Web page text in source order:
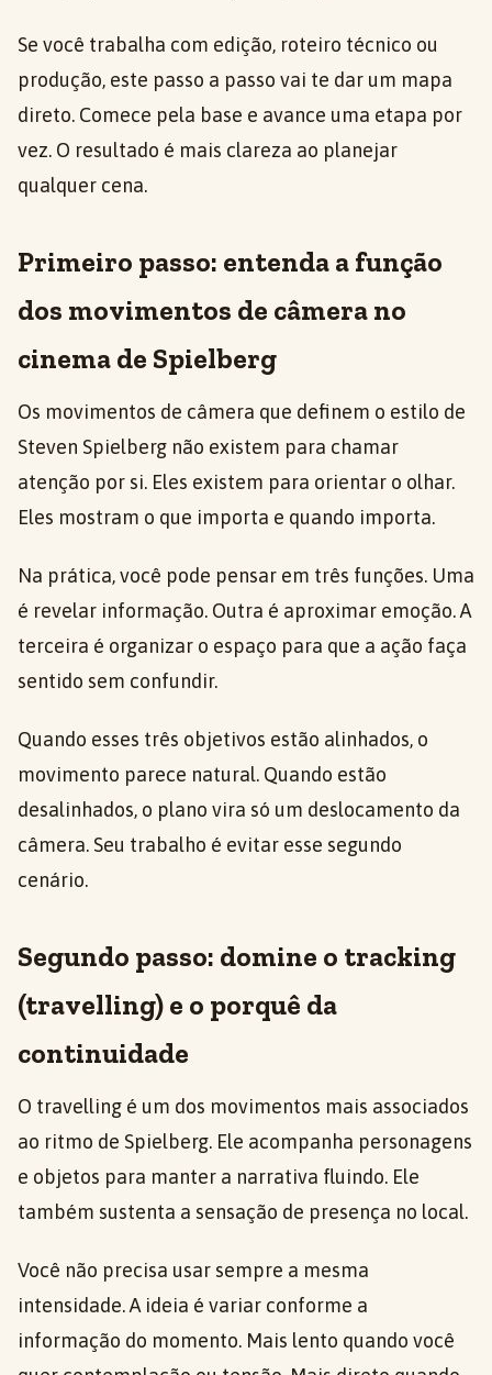
Se você trabalha com edição, roteiro técnico ou
produção, este passo a passo vai te dar um mapa
direto. Comece pela base e avance uma etapa por
vez. O resultado é mais clareza ao planejar
qualquer cena.
Primeiro passo: entenda a função
dos movimentos de câmera no
cinema de Spielberg
Os movimentos de câmera que definem o estilo de
Steven Spielberg não existem para chamar
atenção por si. Eles existem para orientar o olhar.
Eles mostram o que importa e quando importa.
Na prática, você pode pensar em três funções. Uma
é revelar informação. Outra é aproximar emoção. A
terceira é organizar o espaço para que a ação faça
sentido sem confundir.
Quando esses três objetivos estão alinhados, o
movimento parece natural. Quando estão
desalinhados, o plano vira só um deslocamento da
câmera. Seu trabalho é evitar esse segundo
cenário.
Segundo passo: domine o tracking
(travelling) e o porquê da
continuidade
O travelling é um dos movimentos mais associados
ao ritmo de Spielberg. Ele acompanha personagens
e objetos para manter a narrativa fluindo. Ele
também sustenta a sensação de presença no local.
Você não precisa usar sempre a mesma
intensidade. A ideia é variar conforme a
informação do momento. Mais lento quando você